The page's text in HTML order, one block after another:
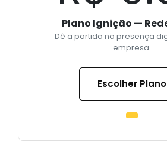
Plano Ignição —
Dê a partida na presença
empresa.
Escolher Plano